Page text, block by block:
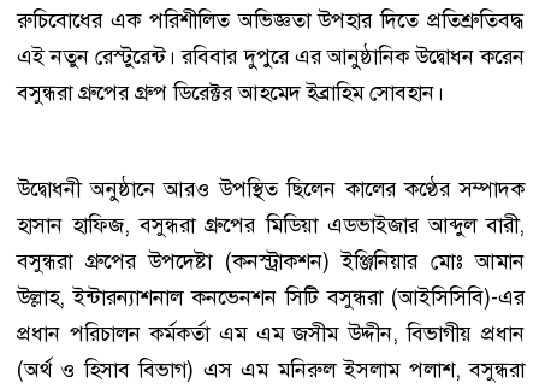
রুচিবোধের এক পরিশীলিত অভিজ্ঞতা উপহার দিতে প্রতিশ্রুতিবদ্ধ
এই নতুন রেস্টুরেন্ট। রবিবার দুপুরে এর আনুষ্ঠানিক উদ্বোধন করেন
বসুন্ধরা গ্রুপের গ্রুপ ডিরেক্টর আহমেদ ইব্রাহিম সোবহান।
উদ্বোধনী অনুষ্ঠানে আরও উপস্থিত ছিলেন কালের কণ্ঠের সম্পাদক
হাসান হাফিজ, বসুন্ধরা গ্রুপের মিডিয়া এডভাইজার আব্দুল বারী,
বসুন্ধরা গ্রুপের উপদেষ্টা (কনস্ট্রাকশন) ইঞ্জিনিয়ার মোঃ আমান
উল্লাহ, ইন্টারন্যাশনাল কনভেনশন সিটি বসুন্ধরা (আইসিসিবি)-এর
প্রধান পরিচালন কর্মকর্তা এম এম জসীম উদ্দীন, বিভাগীয় প্রধান
(অর্থ ও হিসাব বিভাগ) এস এম মনিরুল ইসলাম পলাশ, বসুন্ধরা